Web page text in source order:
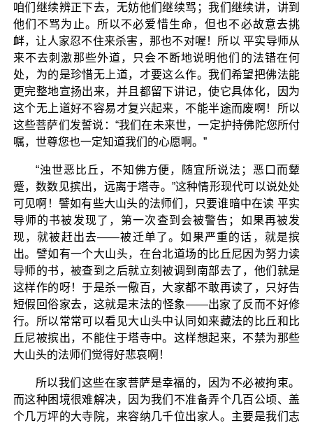
咱们继续辨正下去，无妨他们继续骂；我们继续讲，讲到
他们不骂为止。所以不必爱惜生命，但也不必故意去挑
衅，让人家忍不住来杀害，那也不对喔！所以 平实导师从
来不去刺激那些外道，只会不断地说明他们的法错在何
处，为的是珍惜无上道，才要这么作。我们希望把佛法能
更完整地宣扬出来，并且都留下讲记，使它具体化，因为
这个无上道好不容易才复兴起来，不能半途而废啊！所以
这些菩萨们发誓说：“我们在未来世，一定护持佛陀您所付
嘱，世尊您也一定知道我们的心愿啊。”
“浊世恶比丘，不知佛方便，随宜所说法；恶口而颦
蹙，数数见摈出，远离于塔寺。”这种情形现代可以说处处
可见啊！譬如有些大山头的法师们，只要谁暗中在读 平实
导师的书被发现了，第一次查到会被警告；如果再被发
现，就被赶出去——被迁单了。如果严重的话，就是摈
出。譬如有一个大山头，在台北道场的比丘尼因为努力读
导师的书，被查到之后就立刻被调到南部去了，他们就是
这样作的呀！于是杀一儆百，大家都不敢再读了，只好告
短假回俗家去，这就是末法的怪象——出家了反而不好修
行。所以常常可以看见大山头中认同如来藏法的比丘和比
丘尼被摈出，不能住于塔寺中。这样想起来，不禁为那些
大山头的法师们觉得好悲哀啊！
所以我们这些在家菩萨是幸福的，因为不必被拘束。
而这种困境很难解决，因为我们不准备弄个几百公顷、盖
个几万坪的大寺院，来容纳几千位出家人。主要是我们志